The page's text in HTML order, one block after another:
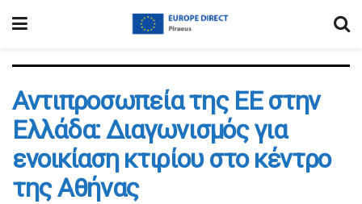
Αντιπροσωπεία της EE στην
Ελλάδα: Διαγωνισμός για
ενοικίαση κτιρίου στο κέντρο
της Αθήνας